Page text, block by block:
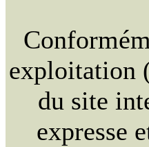
exploitation
du site
expresse